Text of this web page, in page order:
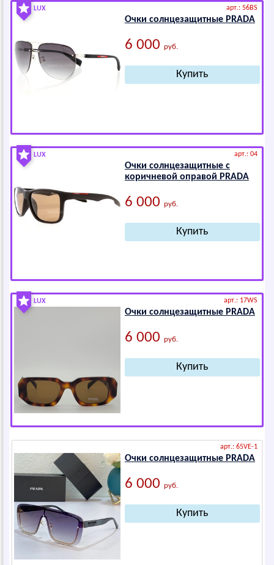
LUX арт.: 56BS
Очки солнцезащитные РRАDА
6 000 руб.
LUX арт.: 04
Очки солнцезащитные с
коричневой оправой РRАDА
6 000 руб.
LUX арт.: 17WS
Очки солнцезащитные РRАDА
6 000 руб.
арт.: 65VE-1
Очки солнцезащитные РRАDА
6 000 руб.